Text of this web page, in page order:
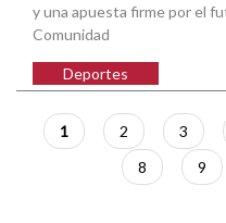
y una apuesta firme por el
Comunidad
Deportes
Paginación
Página
actual
1 Página
2 Página
3
Página
8 9